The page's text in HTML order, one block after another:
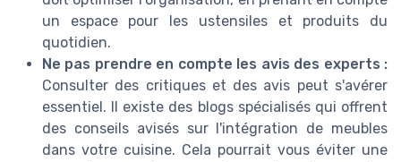
un espace pour les ustensiles et produits du
quotidien.
Ne pas prendre en compte les avis des experts :
Consulter des critiques et des avis peut s'avérer
essentiel. Il existe des blogs spécialisés qui offrent
des conseils avisés sur l'intégration de meubles
dans votre cuisine. Cela pourrait vous éviter une